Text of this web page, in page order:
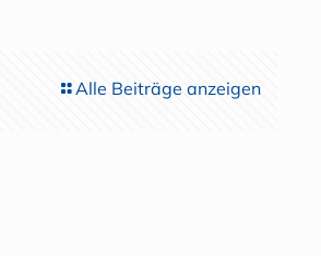
Alle Beiträge anzeigen